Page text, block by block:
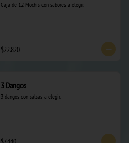
Caja de 12 Mochis con sabores a elegir.
$22.820
3 Dangos
3 dangos con salsas a elegir.